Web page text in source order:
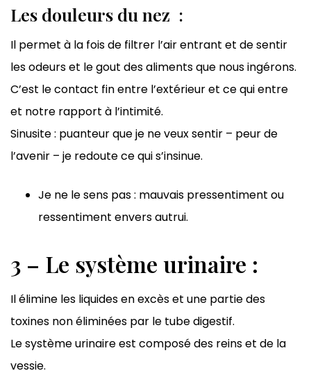
Les douleurs du nez :
Il permet à la fois de filtrer l’air entrant et de sentir
les odeurs et le gout des aliments que nous ingérons.
C’est le contact fin entre l’extérieur et ce qui entre
et notre rapport à l’intimité.
Sinusite : puanteur que je ne veux sentir – peur de
l’avenir – je redoute ce qui s’insinue.
Je ne le sens pas : mauvais pressentiment ou
ressentiment envers autrui.
3 – Le système urinaire :
Il élimine les liquides en excès et une partie des
toxines non éliminées par le tube digestif.
Le système urinaire est composé des reins et de la
vessie.